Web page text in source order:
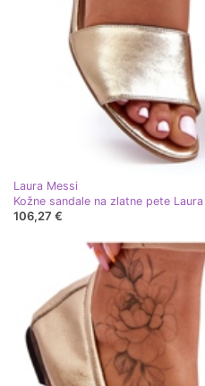
Laura Messi
Kožne sandale na zlatne pete
106,27 €